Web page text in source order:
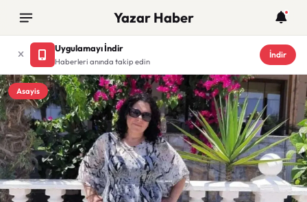
Yazar Haber
Uygulamayı İndir
Haberleri anında takip edin
İndir
Asayis